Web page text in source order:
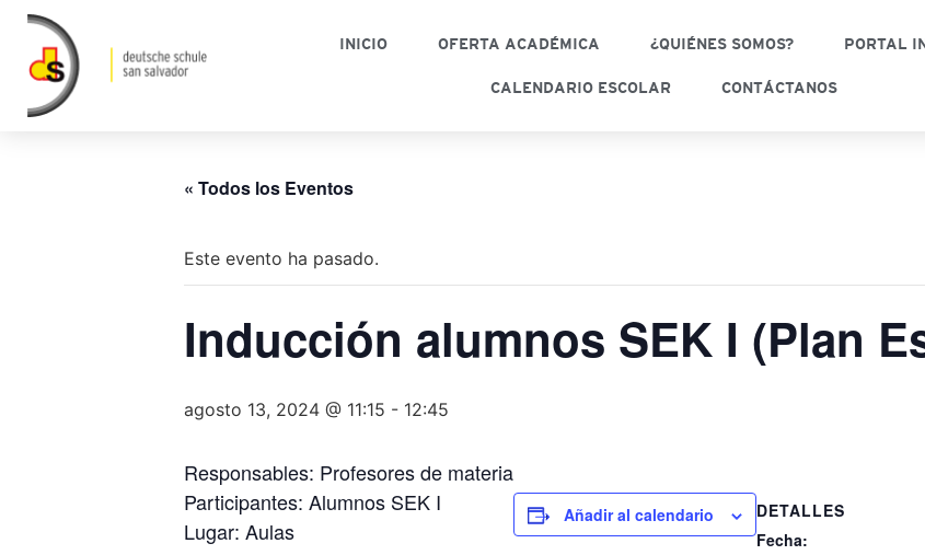
INICIO OFERTA ACADÉMICA ¿QUIÉNES SOMOS? PORTAL
CALENDARIO ESCOLAR CONTÁCTANOS
« Todos los Eventos
Este evento ha pasado.
Inducción alumnos SEK I (Plan
agosto 13, 2024 @ 11:15 - 12:45
Responsables: Profesores de materia
Participantes: Alumnos SEK I
Lugar: Aulas
Añadir al calendario
DETALLES
Fecha: